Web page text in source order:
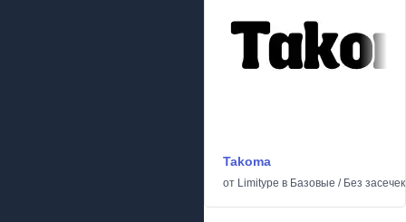
Takoma
от Limitype в Базовые / Без засечек